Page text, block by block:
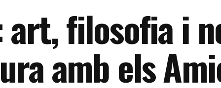
filosofia i
amb els